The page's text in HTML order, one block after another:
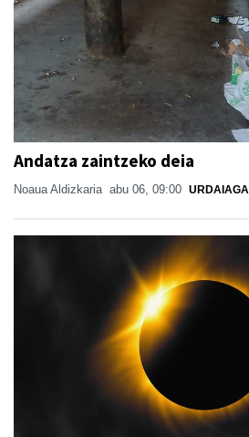
Andatza zaintzeko deia
Noaua Aldizkaria abu 06, 09:00 URDAIAGA